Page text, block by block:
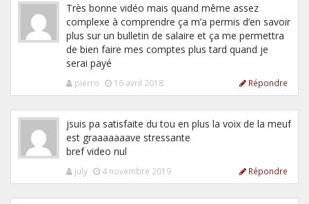
Très bonne vidéo mais quand même assez
complexe à comprendre ça m’a permis d’en savoir
plus sur un bulletin de salaire et ça me permettra
de bien faire mes comptes plus tard quand je
serai payé
pierro 16 avril 2018 Répondre
jsuis pa satisfaite du tou en plus la voix de la meuf
est graaaaaaave stressante
bref video nul
july 4 novembre 2019 Répondre